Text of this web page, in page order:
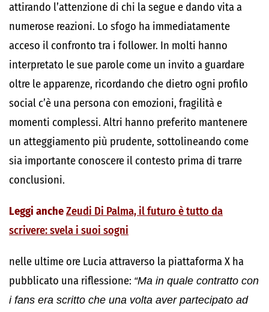
attirando l’attenzione di chi la segue e dando vita a
numerose reazioni. Lo sfogo ha immediatamente
acceso il confronto tra i follower. In molti hanno
interpretato le sue parole come un invito a guardare
oltre le apparenze, ricordando che dietro ogni profilo
social c’è una persona con emozioni, fragilità e
momenti complessi. Altri hanno preferito mantenere
un atteggiamento più prudente, sottolineando come
sia importante conoscere il contesto prima di trarre
conclusioni.
Leggi ancheZeudi Di Palma, il futuro è tutto da
scrivere: svela i suoi sogni
nelle ultime ore Lucia attraverso la piattaforma X ha
pubblicato una riflessione: “Ma in quale contratto con
i fans era scritto che una volta aver partecipato ad